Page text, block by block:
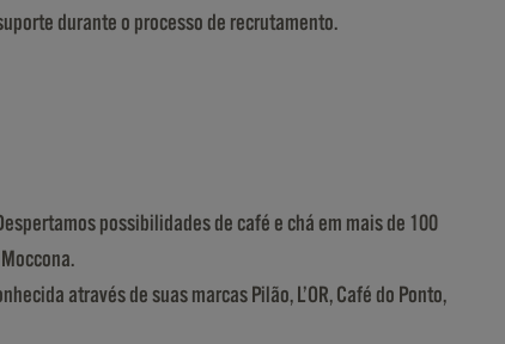
durante o processo de recrutamento.
possibilidades de café e chá em mais de 100
através de suas marcas Pilão, L’OR, Café do Ponto,